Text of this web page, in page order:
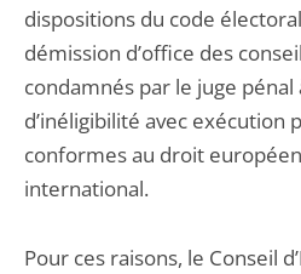
dispositions du code
démission d’office des
condamnés par le juge pénal
d’inéligibilité avec exécution
conformes au droit
international.
Pour ces raisons, le Conseil